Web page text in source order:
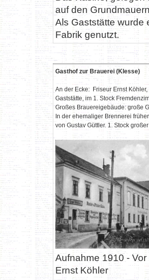
auf den
Als Gaststätte wurde
Fabrik genutzt.
Gasthof zur Brauerei (Klesse)
An der Ecke: Friseur Ernst
Gaststätte, im 1. Stock
Großes Brauereigebäude: große
In der ehemaliger Brennerei
von Gustav Güttler. 1. Stock
Aufnahme 1910 - Vor
Ernst Köhler